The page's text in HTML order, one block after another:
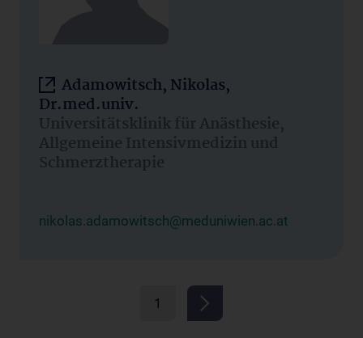
Adamowitsch, Nikolas,
Dr.med.univ.
Universitätsklinik für Anästhesie,
Allgemeine Intensivmedizin und
Schmerztherapie
nikolas.adamowitsch@meduniwien.ac.at
1